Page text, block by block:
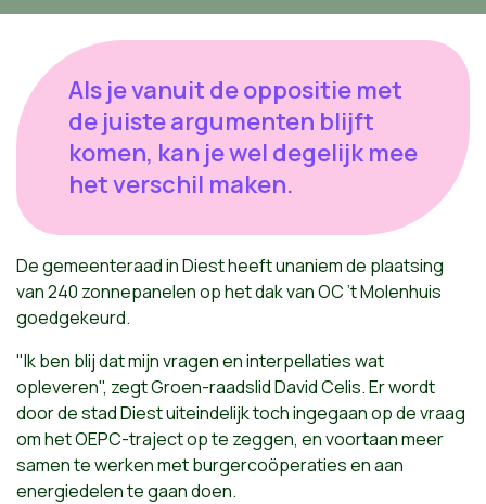
Als je vanuit de oppositie met
de juiste argumenten blijft
komen, kan je wel degelijk mee
het verschil maken.
De gemeenteraad in Diest heeft unaniem de plaatsing
van 240 zonnepanelen op het dak van OC ’t Molenhuis
goedgekeurd.
"Ik ben blij dat mijn vragen en interpellaties wat
opleveren", zegt Groen-raadslid David Celis. Er wordt
door de stad Diest uiteindelijk toch ingegaan op de vraag
om het OEPC-traject op te zeggen, en voortaan meer
samen te werken met burgercoöperaties en aan
energiedelen te gaan doen.